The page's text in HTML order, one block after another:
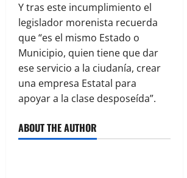
Y tras este incumplimiento el
legislador morenista recuerda
que “es el mismo Estado o
Municipio, quien tiene que dar
ese servicio a la ciudanía, crear
una empresa Estatal para
apoyar a la clase desposeída”.
ABOUT THE AUTHOR